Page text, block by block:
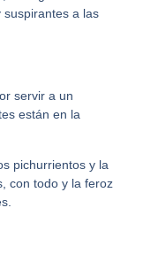
suspirantes a las
servir a un
están en la
pichurrientos y la
con todo y la feroz